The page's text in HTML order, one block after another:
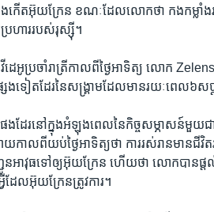
កើត​អ៊ុយក្រែន ខណៈ​ដែល​លោក​ថា កង​កម្លាំ
រហារ​របស់​រុស្ស៊ី។
េអូ​ប្រចាំ​រាត្រី​កាលពី​ថ្ងៃ​អាទិត្យ លោក
េង​ទៀត​ដែរ​នៃ​សង្គ្រាម​ដែល​មាន​រយៈ​ពេល​៦​សប្
ែរនៅ​ក្នុង​អំឡុង​ពេល​នៃ​កិច្ចសម្ភាសន៍​មួយជ
យកាលពី​យប់ថ្ងៃអាទិត្យ​ថា ការរស់រានមាន​
ញ្ជូន​អាវុធ​ទៅឲ្យ​អ៊ុយក្រែន​ ហើយ​ថា លោកបាន
ដែល​អ៊ុយក្រែន​ត្រូវការ។